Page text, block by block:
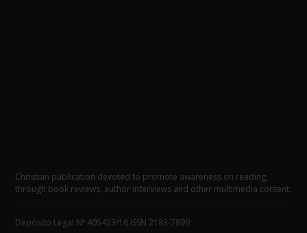
Christian publication devoted to promote awareness on reading,
through book reviews, author interviews and other multimedia content.
Depósito Legal Nº 405423/16 ISSN 2183-7899